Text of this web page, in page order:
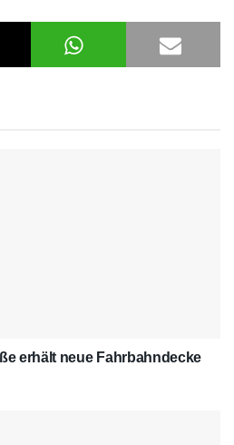
erhält neue Fahrbahndecke